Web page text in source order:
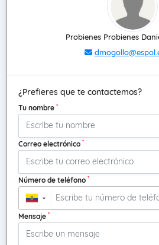
Probienes Probienes
¿Prefieres que te contactemos?
Tu nombre *
Correo electrónico *
Número de teléfono *
▼
Mensaje *